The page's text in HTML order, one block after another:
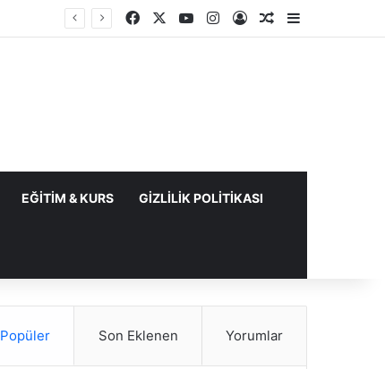
FacebookYouTubeInstagram
Kayıt OlRastgele Makale
Kenar
EĞITIM & KURS GIZLILIK POLITIKASI
Popüler Son Eklenen Yorumlar